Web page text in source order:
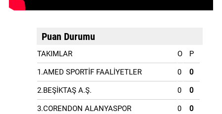
Puan Durumu
TAKIMLAR O P
1.AMED SPORTİF FAALİYETLER 0 0
2.BEŞİKTAŞ A.Ş. 0 0
3.CORENDON ALANYASPOR 0 0